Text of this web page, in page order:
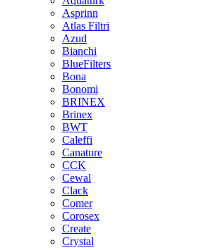
Asprinn
Atlas Filtri
Azud
Bianchi
BlueFilters
Bona
Bonomi
BRINEX
Brinex
BWT
Caleffi
Canature
CCK
Cewal
Clack
Comer
Corosex
Create
Crystal